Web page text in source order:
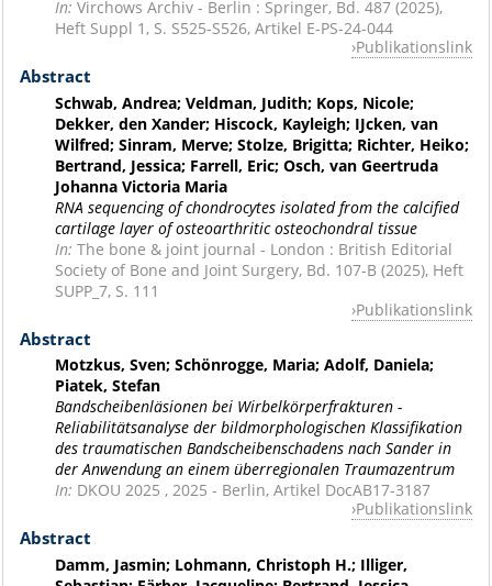
In: Virchows Archiv - Berlin : Springer, Bd. 487 (2025),
Heft Suppl 1, S. S525-S526, Artikel E-PS-24-044
Publikationslink
Abstract
Schwab, Andrea; Veldman, Judith; Kops, Nicole;
Dekker, den Xander; Hiscock, Kayleigh; IJcken, van
Wilfred; Sinram, Merve; Stolze, Brigitta; Richter, Heiko;
Bertrand, Jessica; Farrell, Eric; Osch, van Geertruda
Johanna Victoria Maria
RNA sequencing of chondrocytes isolated from the calcified
cartilage layer of osteoarthritic osteochondral tissue
In: The bone & joint journal - London : British Editorial
Society of Bone and Joint Surgery, Bd. 107-B (2025), Heft
SUPP_7, S. 111
Publikationslink
Abstract
Motzkus, Sven; Schönrogge, Maria; Adolf, Daniela;
Piatek, Stefan
Bandscheibenläsionen bei Wirbelkörperfrakturen -
Reliabilitätsanalyse der bildmorphologischen Klassifikation
des traumatischen Bandscheibenschadens nach Sander in
der Anwendung an einem überregionalen Traumazentrum
In: DKOU 2025 , 2025 - Berlin, Artikel DocAB17-3187
Publikationslink
Abstract
Damm, Jasmin; Lohmann, Christoph H.; Illiger,